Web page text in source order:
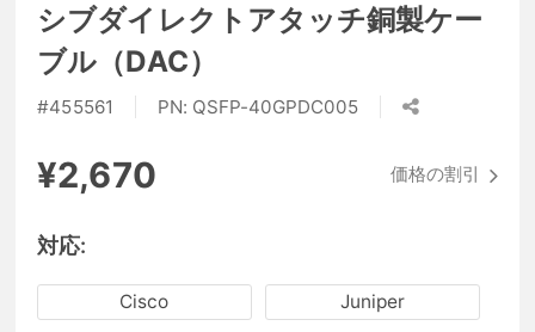
シブダイレクトアタッチ銅製ケー
ブル（DAC）
#455561 PN: QSFP-40GPDC005
¥2,670 価格の割引
対応:
Cisco Juniper